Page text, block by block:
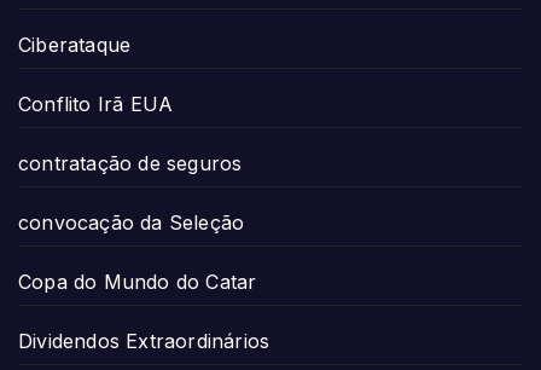
Ciberataque
Conflito Irã EUA
contratação de seguros
convocação da Seleção
Copa do Mundo do Catar
Dividendos Extraordinários